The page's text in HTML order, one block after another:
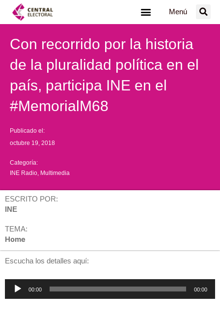
Menú
Con recorrido por la historia
de la pluralidad política en el
país, participa INE en el
#MemorialM68
Publicado el:
octubre 19, 2018
Categoría:
INE Radio Multimedia
ESCRITO POR:
INE
TEMA:
Home
Escucha los detalles aquí:
Reproductor
00:00 00:00